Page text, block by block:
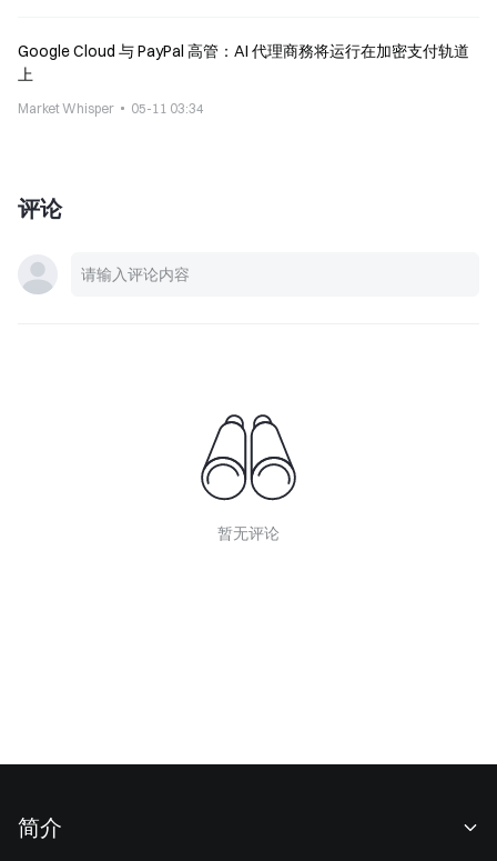
Google Cloud 与 PayPal 高管：AI 代理商務将运行在加密支付轨道
上
Market Whisper 05-11 03:34
评论
暂无评论
简介